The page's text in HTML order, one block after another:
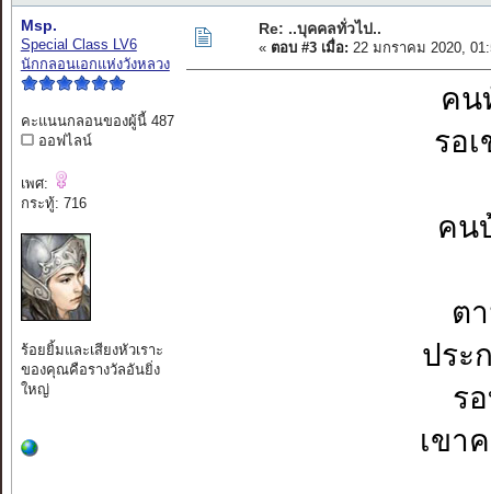
Msp.
Special Class LV6
นักกลอนเอกแห่งวังหลวง
คะแนนกลอนของผู้นี้ 487
ออฟไลน์
เพศ:
กระทู้: 716
ร้อยยิ้มและเสียงหัวเราะ
ของคุณคือรางวัลอันยิ่ง
ใหญ่
Re: ..บุคคลทั่วไป..
« ตอบ #3 เมื่อ: 22 มกราคม 2020,
คน
รอ
คน
ต
ประ
ร
เขา